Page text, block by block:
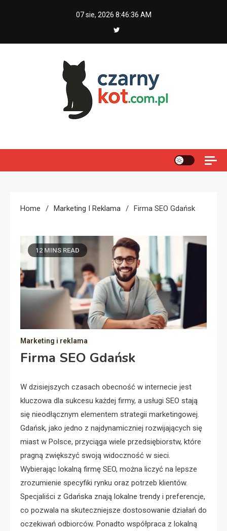
07 sie, 2026 8:46:37 AM
Home Marketing I Reklama Firma SEO Gdańsk
12 MINS READ
Marketing i reklama
Firma SEO Gdańsk
W dzisiejszych czasach obecność w internecie jest
kluczowa dla sukcesu każdej firmy, a usługi SEO stają
się nieodłącznym elementem strategii marketingowej.
Gdańsk, jako jedno z najdynamiczniej rozwijających się
miast w Polsce, przyciąga wiele przedsiębiorstw, które
pragną zwiększyć swoją widoczność w sieci.
Wybierając lokalną firmę SEO, można liczyć na lepsze
zrozumienie specyfiki rynku oraz potrzeb klientów.
Specjaliści z Gdańska znają lokalne trendy i preferencje,
co pozwala na skuteczniejsze dostosowanie działań do
oczekiwań odbiorców. Ponadto współpraca z lokalną